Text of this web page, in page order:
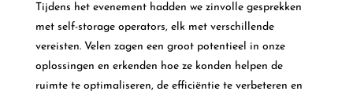
Tijdens het evenement hadden we zinvolle gesprekken
met self-storage operators, elk met verschillende
vereisten. Velen zagen een groot potentieel in onze
oplossingen en erkenden hoe ze konden helpen de
ruimte te optimaliseren, de efficiëntie te verbeteren en